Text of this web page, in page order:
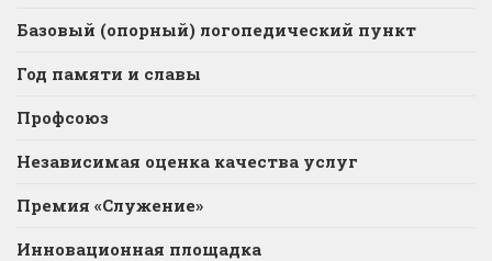
Базовый (опорный) логопедический пункт
Год памяти и славы
Профсоюз
Независимая оценка качества услуг
Премия «Служение»
Инновационная площадка